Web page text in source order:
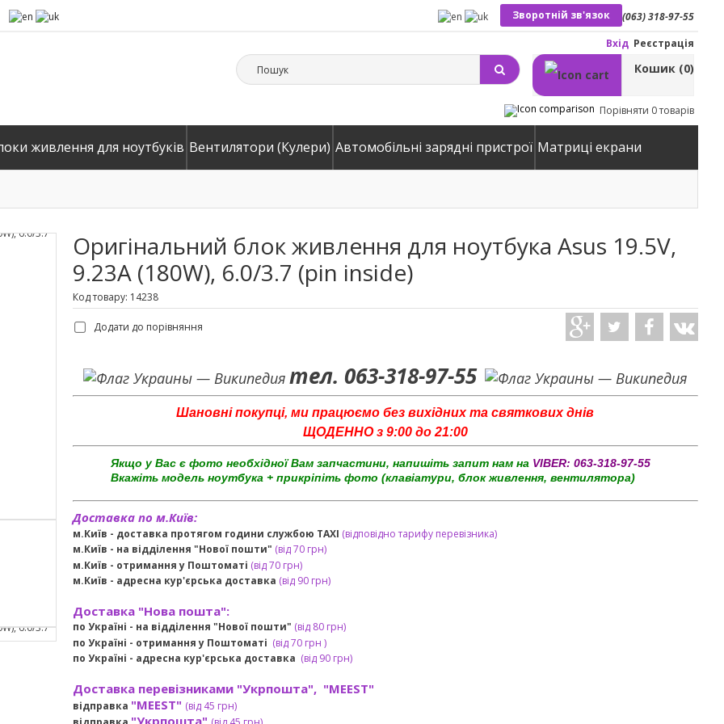
(063) 318-97-55
Зворотній зв'язок
Вхід Реєстрація
Кошик (0)
Порівняти 0 товарів
живлення для ноутбуків Вентилятори (Кулери) Автомобільні зарядні пристрої Матриці екрани
Оригінальний блок живлення для ноутбука Asus 19.5V,
9.23A (180W), 6.0/3.7 (pin inside)
Код товару: 14238
Додати до порівняння
тел. 063-318-97-55
Шановні покупці, ми працюємо без вихідних та святкових днів
ЩОДЕННО з 9:00 до 21:00
Якщо у Вас є фото необхідної Вам запчастини, напишіть запит нам на VIBER: 063-318-97-55
Вкажіть модель ноутбука + прикріпіть фото (клавіатури, блок живлення, вентилятора)
Доставка по м.Київ:
м.Київ - доставка протягом години службою TAXI (відповідно тарифу перевізника)
м.Київ - на відділення "Нової пошти" (від 70 грн)
м.Київ - отримання у Поштоматі (від 70 грн)
м.Київ - адресна кур'єрська доставка (від90 грн)
Доставка "Нова пошта":
по Україні - на відділення "Нової пошти" (від 80 грн)
по Україні - отримання у Поштоматі (від 70 грн )
по Україні - адресна кур'єрська доставка (від90 грн)
Доставка перевізниками "Укрпошта", "MEEST"
відправка "MEEST" (від 45 грн)
"Укрпошта"